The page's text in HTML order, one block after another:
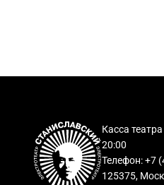
Касса
20:00
Телефон: +7
125375,